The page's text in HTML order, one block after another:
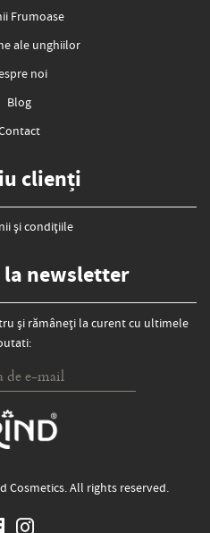
Frumoase
ale unghiilor
noi
Blog
clienți
și condițiile
newsletter
și rămâneți la curent cu ultimele
Cosmetics. All rights reserved.